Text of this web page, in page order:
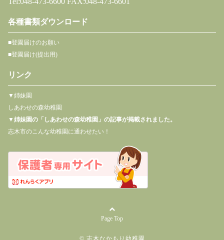
各種書類ダウンロード
■登園届けのお願い
■登園届け(提出用)
リンク
▼姉妹園
しあわせの森幼稚園
▼姉妹園の「しあわせの森幼稚園」の記事が掲載されました。
志木市のこんな幼稚園に通わせたい！
Page Top
© 志木なかもり幼稚園